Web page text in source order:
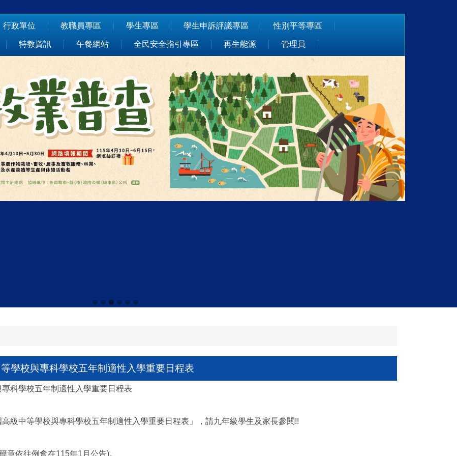
行政單位 教職員專區 學生專區 學生申訴評議專區 性別平等專區
特教資訊 午餐網站 全民安全指引專區 再生能源 管理員
學校與專科學校五年制適性入學重要日程表
科學校五年制適性入學重要日程表
級中等學校與專科學校五年制適性入學重要日程表」，請九年級學生及家長參閱!!
章依往例會在115年1月公告)。